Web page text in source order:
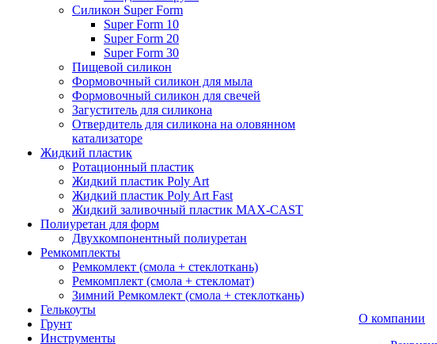
Силикон Super Form
Super Form 10
Super Form 20
Super Form 30
Пищевой силикон
Формовочный силикон для мыла
Формовочный силикон для свечей
Загуститель для силикона
Отвердитель для силикона на оловянном
катализаторе
Жидкий пластик
Ротационный пластик
Жидкий пластик Poly Art
Жидкий пластик Poly Art Fast
Жидкий заливочный пластик MAX-CAST
Полиуретан для форм
Двухкомпонентный полиуретан
Ремкомплекты
Ремкомлект (смола + стеклоткань)
Ремкомплект (смола + стекломат)
Зимний Ремкомлект (смола + стеклоткань)
Гелькоуты
Грунт
Инструменты
О компании